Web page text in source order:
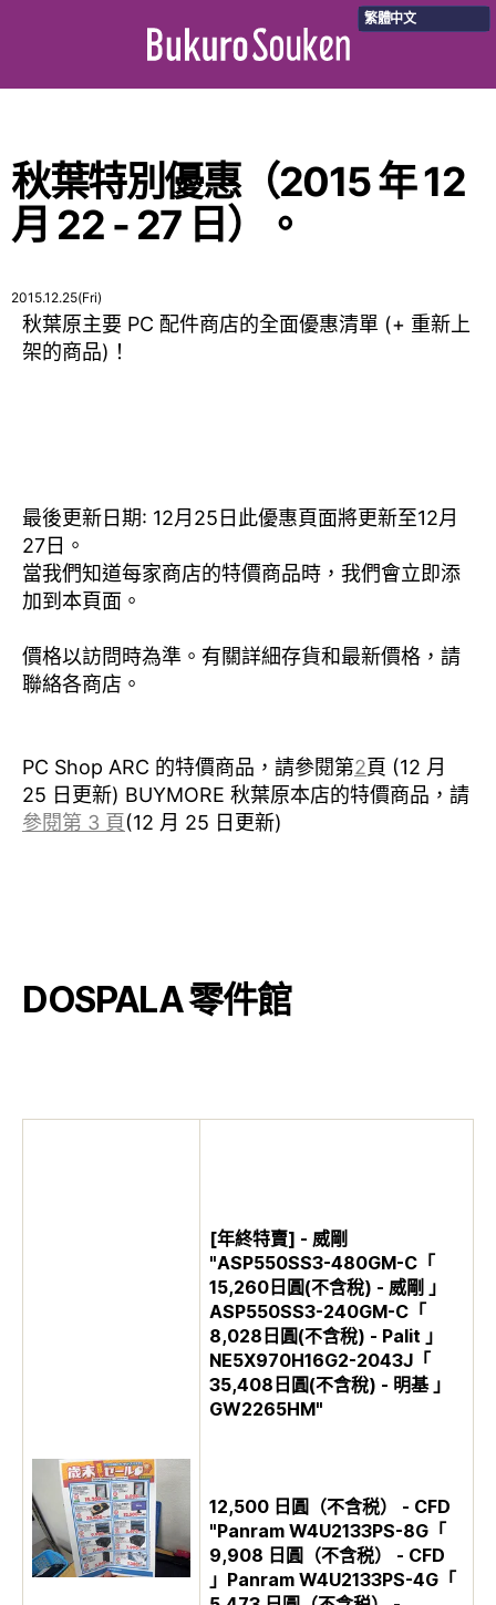
繁體中文
秋葉特別優惠（2015 年 12
月 22 - 27 日）。
2015.12.25(Fri)
秋葉原主要 PC 配件商店的全面優惠清單 (+ 重新上
架的商品)！
最後更新日期: 12月25日 此優惠頁面將更新至12月
27日。
當我們知道每家商店的特價商品時，我們會立即添
加到本頁面。
價格以訪問時為準。有關詳細存貨和最新價格，請
聯絡各商店。
PC Shop ARC 的特價商品 ，請參閱第2頁 (12 月
25 日更新) BUYMORE 秋葉原本店的特價商品，請
參閱第 3 頁(12 月 25 日更新)
DOSPALA 零件館
[年終特賣] - 威剛
"ASP550SS3-480GM-C「
15,260日圓(不含稅) - 威剛 」
ASP550SS3-240GM-C「
8,028日圓(不含稅) - Palit 」
NE5X970H16G2-2043J「
35,408日圓(不含稅) - 明基 」
GW2265HM"
12,500 日圓（不含税） - CFD
"Panram W4U2133PS-8G「
9,908 日圓（不含税） - CFD
」Panram W4U2133PS-4G「